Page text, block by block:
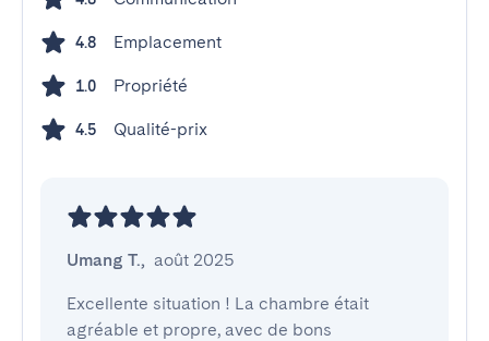
4.8 Emplacement
1.0 Propriété
4.5 Qualité-prix
Umang T., août 2025
Excellente situation ! La chambre était
agréable et propre, avec de bons